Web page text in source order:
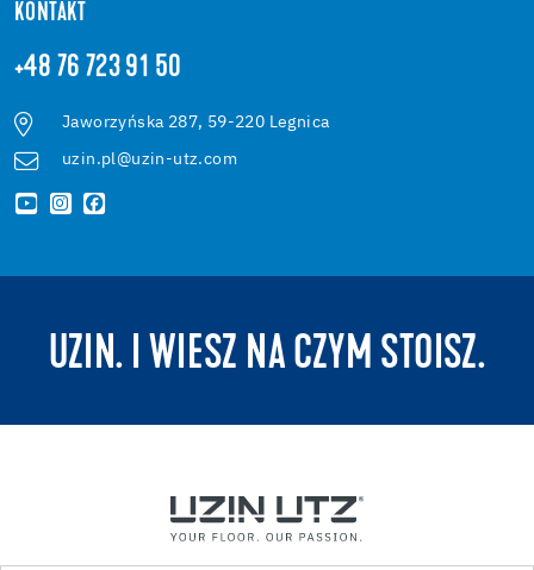
KONTAKT
+48 76 723 91 50
Jaworzyńska 287, 59-220 Legnica
uzin.pl@uzin-utz.com
UZIN. I WIESZ NA CZYM STOISZ.